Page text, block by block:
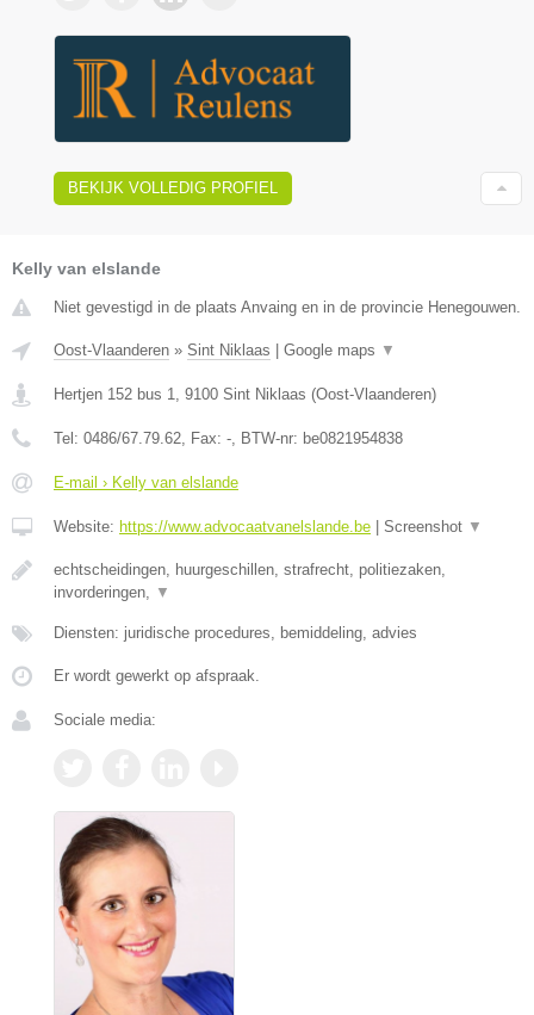
BEKIJK VOLLEDIG PROFIEL
Kelly van elslande
Niet gevestigd in de plaats Anvaing en in de provincie Henegouwen.
Oost-Vlaanderen » Sint Niklaas Google maps ▼
Hertjen 152 bus 1, 9100 Sint Niklaas (Oost-Vlaanderen)
Tel: 0486/67.79.62, Fax: -, BTW-nr: be0821954838
E-mail › Kelly van elslande
Website: https://www.advocaatvanelslande.be Screenshot ▼
echtscheidingen, huurgeschillen, strafrecht, politiezaken,
invorderingen, ▼
Diensten: juridische procedures, bemiddeling, advies
Er wordt gewerkt op afspraak.
Sociale media: